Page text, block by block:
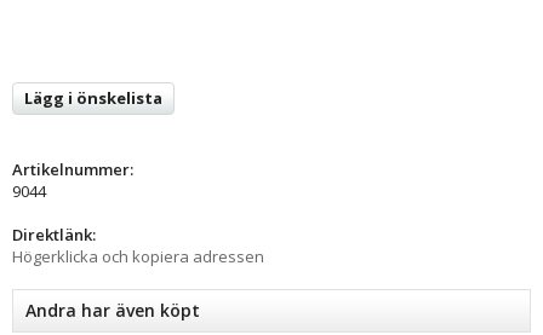
Lägg i önskelista
Artikelnummer:
9044
Direktlänk:
Högerklicka och kopiera adressen
Andra har även köpt